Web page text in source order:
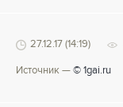
27.12.17 (14:19)
Источник — © 1gai.ru